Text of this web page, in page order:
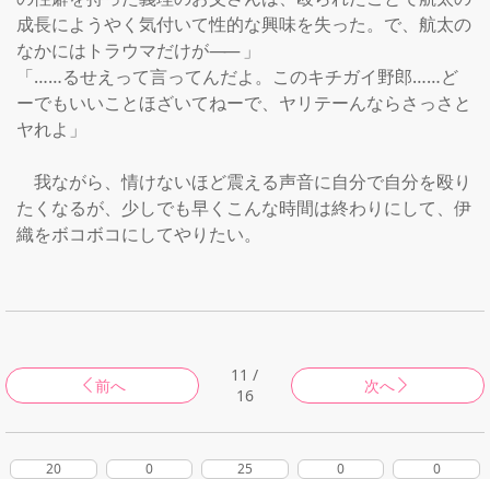
成長にようやく気付いて性的な興味を失った。で、航太の
なかにはトラウマだけが―― 」
「……るせえって言ってんだよ。このキチガイ野郎……ど
ーでもいいことほざいてねーで、ヤリテーんならさっさと
ヤれよ」
我ながら、情けないほど震える声音に自分で自分を殴り
たくなるが、少しでも早くこんな時間は終わりにして、伊
織をボコボコにしてやりたい。
前へ
11 /
16
次へ
20 0 25 0 0